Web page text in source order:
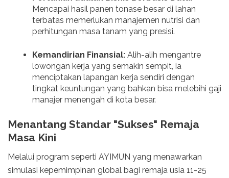
Mencapai hasil panen tonase besar di lahan
terbatas memerlukan manajemen nutrisi dan
perhitungan masa tanam yang presisi.
Kemandirian Finansial: Alih-alih mengantre
lowongan kerja yang semakin sempit, ia
menciptakan lapangan kerja sendiri dengan
tingkat keuntungan yang bahkan bisa melebihi gaji
manajer menengah di kota besar.
Menantang Standar "Sukses" Remaja
Masa Kini
Melalui program seperti AYIMUN yang menawarkan
simulasi kepemimpinan global bagi remaja usia 11-25